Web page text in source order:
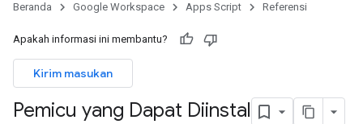
Beranda Google Workspace Apps Script Referensi
Apakah informasi ini membantu?
Kirim masukan
Pemicu yang Dapat Diinstal